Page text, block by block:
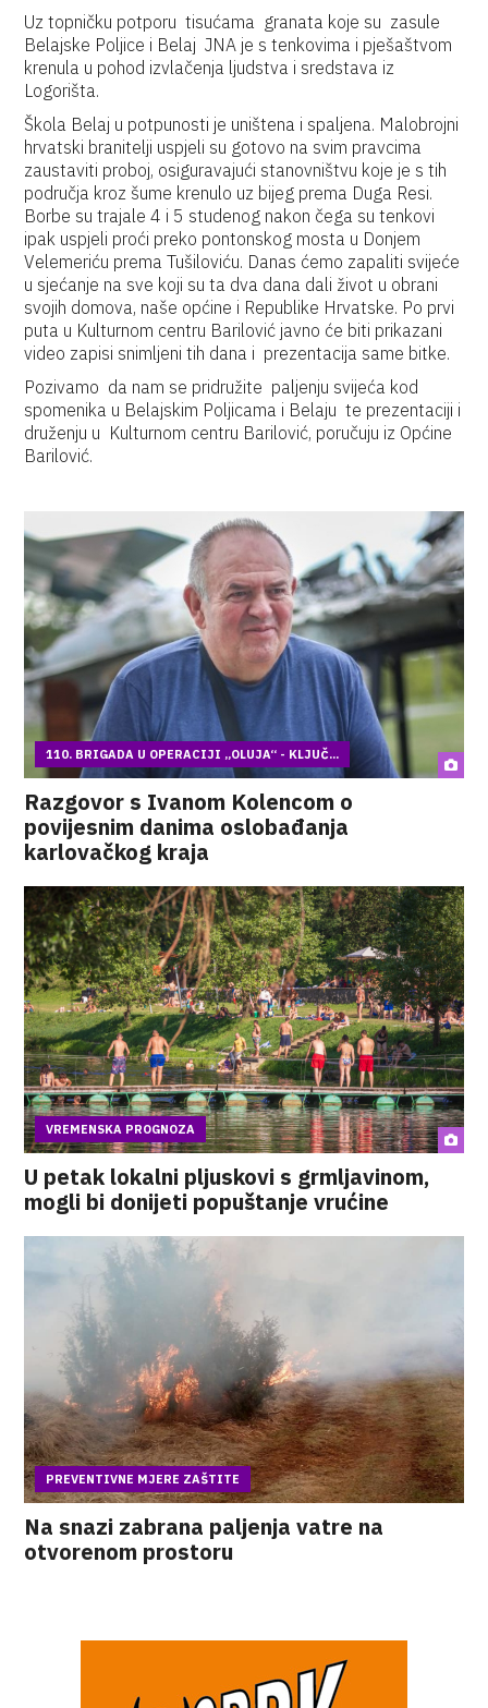
Uz topničku potporu tisućama granata koje su zasule
Belajske Poljice i Belaj JNA je s tenkovima i pješaštvom
krenula u pohod izvlačenja ljudstva i sredstava iz
Logorišta.
Škola Belaj u potpunosti je uništena i spaljena. Malobrojni
hrvatski branitelji uspjeli su gotovo na svim pravcima
zaustaviti proboj, osiguravajući stanovništvu koje je s tih
područja kroz šume krenulo uz bijeg prema Duga Resi.
Borbe su trajale 4 i 5 studenog nakon čega su tenkovi
ipak uspjeli proći preko pontonskog mosta u Donjem
Velemeriću prema Tušiloviću. Danas ćemo zapaliti svijeće
u sjećanje na sve koji su ta dva dana dali život u obrani
svojih domova, naše općine i Republike Hrvatske. Po prvi
puta u Kulturnom centru Barilović javno će biti prikazani
video zapisi snimljeni tih dana i prezentacija same bitke.
Pozivamo da nam se pridružite paljenju svijeća kod
spomenika u Belajskim Poljicama i Belaju te prezentaciji i
druženju u Kulturnom centru Barilović, poručuju iz Općine
Barilović.
110. BRIGADA U OPERACIJI „OLUJA“ - KLJUČ...
Razgovor s Ivanom Kolencom o
povijesnim danima oslobađanja
karlovačkog kraja
VREMENSKA PROGNOZA
U petak lokalni pljuskovi s grmljavinom,
mogli bi donijeti popuštanje vrućine
PREVENTIVNE MJERE ZAŠTITE
Na snazi zabrana paljenja vatre na
otvorenom prostoru